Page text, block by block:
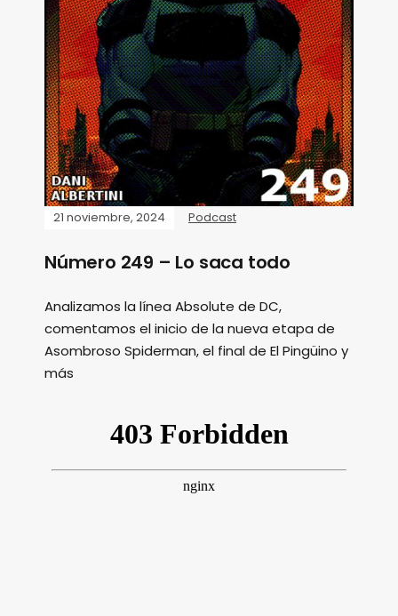
21 noviembre, 2024 Podcast
Número 249 – Lo saca todo
Analizamos la línea Absolute de DC,
comentamos el inicio de la nueva etapa de
Asombroso Spiderman, el final de El Pingüino y
más